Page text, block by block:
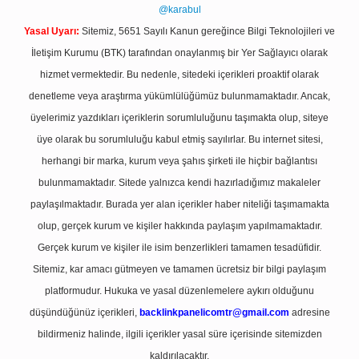
@karabul
Yasal Uyarı: Sitemiz, 5651 Sayılı Kanun gereğince Bilgi Teknolojileri ve
İletişim Kurumu (BTK) tarafından onaylanmış bir Yer Sağlayıcı olarak
hizmet vermektedir. Bu nedenle, sitedeki içerikleri proaktif olarak
denetleme veya araştırma yükümlülüğümüz bulunmamaktadır. Ancak,
üyelerimiz yazdıkları içeriklerin sorumluluğunu taşımakta olup, siteye
üye olarak bu sorumluluğu kabul etmiş sayılırlar. Bu internet sitesi,
herhangi bir marka, kurum veya şahıs şirketi ile hiçbir bağlantısı
bulunmamaktadır. Sitede yalnızca kendi hazırladığımız makaleler
paylaşılmaktadır. Burada yer alan içerikler haber niteliği taşımamakta
olup, gerçek kurum ve kişiler hakkında paylaşım yapılmamaktadır.
Gerçek kurum ve kişiler ile isim benzerlikleri tamamen tesadüfidir.
Sitemiz, kar amacı gütmeyen ve tamamen ücretsiz bir bilgi paylaşım
platformudur. Hukuka ve yasal düzenlemelere aykırı olduğunu
düşündüğünüz içerikleri, backlinkpanelicomtr@gmail.com adresine
bildirmeniz halinde, ilgili içerikler yasal süre içerisinde sitemizden
kaldırılacaktır.